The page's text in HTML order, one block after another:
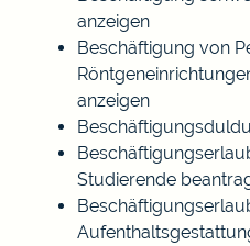
anzeigen
Beschäftigung von
anzeigen
Studierende